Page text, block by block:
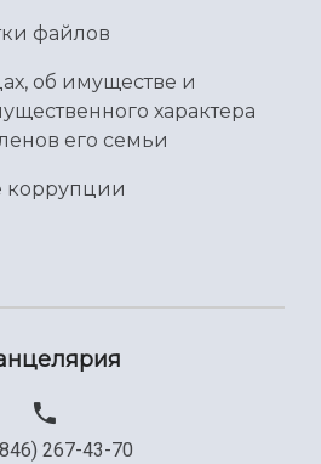
кампус
организации
файлов
об имуществе и
характера
его семьи
коррупции
267-43-70